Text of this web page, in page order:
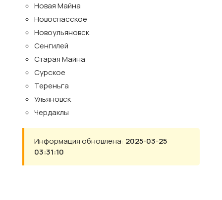
Новая Майна
Новоспасское
Новоульяновск
Сенгилей
Старая Майна
Сурское
Тереньга
Ульяновск
Чердаклы
Информация обновлена: 2025-03-25
03:31:10